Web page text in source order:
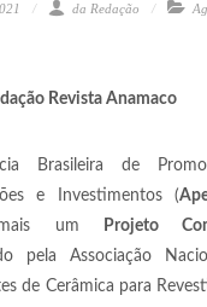
da Redação
Revista Anamaco
Brasileira de
e Investimentos (
um
Projeto
pela Associação
de Cerâmica para